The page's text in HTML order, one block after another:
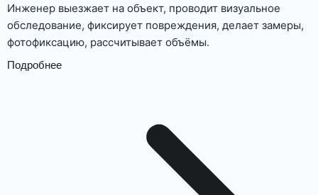
Инженер выезжает на объект, проводит визуальное
обследование, фиксирует повреждения, делает замеры,
фотофиксацию, рассчитывает объёмы.
Подробнее